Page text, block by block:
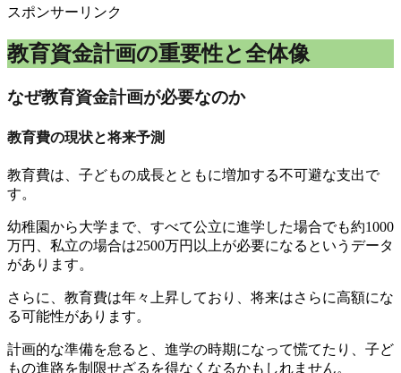
スポンサーリンク
教育資金計画の重要性と全体像
なぜ教育資金計画が必要なのか
教育費の現状と将来予測
教育費は、子どもの成長とともに増加する不可避な支出で
す。
幼稚園から大学まで、すべて公立に進学した場合でも約1000
万円、私立の場合は2500万円以上が必要になるというデータ
があります。
さらに、教育費は年々上昇しており、将来はさらに高額にな
る可能性があります。
計画的な準備を怠ると、進学の時期になって慌てたり、子ど
もの進路を制限せざるを得なくなるかもしれません。